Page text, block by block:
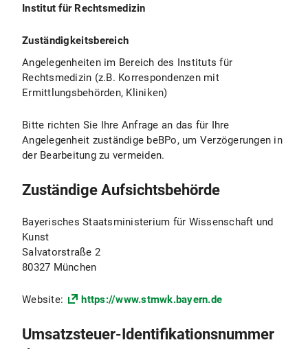
Institut für Rechtsmedizin
Zuständigkeitsbereich
Angelegenheiten im Bereich des Instituts für
Rechtsmedizin (z.B. Korrespondenzen mit
Ermittlungsbehörden, Kliniken)
Bitte richten Sie Ihre Anfrage an das für Ihre
Angelegenheit zuständige beBPo, um Verzögerungen in
der Bearbeitung zu vermeiden.
Zuständige Aufsichtsbehörde
Bayerisches Staatsministerium für Wissenschaft und
Kunst
Salvatorstraße 2
80327 München
Website: https://www.stmwk.bayern.de
Umsatzsteuer-Identifikationsnummer